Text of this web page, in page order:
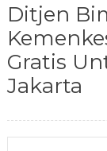
Ditjen
Gratis
Jakarta